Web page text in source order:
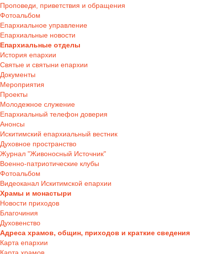
Проповеди, приветствия и обращения
Фотоальбом
Епархиальное управление
Епархиальные новости
Епархиальные отделы
История епархии
Святые и святыни епархии
Документы
Мероприятия
Проекты
Молодежное служение
Епархиальный телефон доверия
Анонсы
Искитимский епархиальный вестник
Духовное пространство
Журнал "Живоносный Источник"
Военно-патриотические клубы
Фотоальбом
Видеоканал Искитимской епархии
Храмы и монастыри
Новости приходов
Благочиния
Духовенство
Адреса храмов, общин, приходов и краткие сведения
Карта епархии